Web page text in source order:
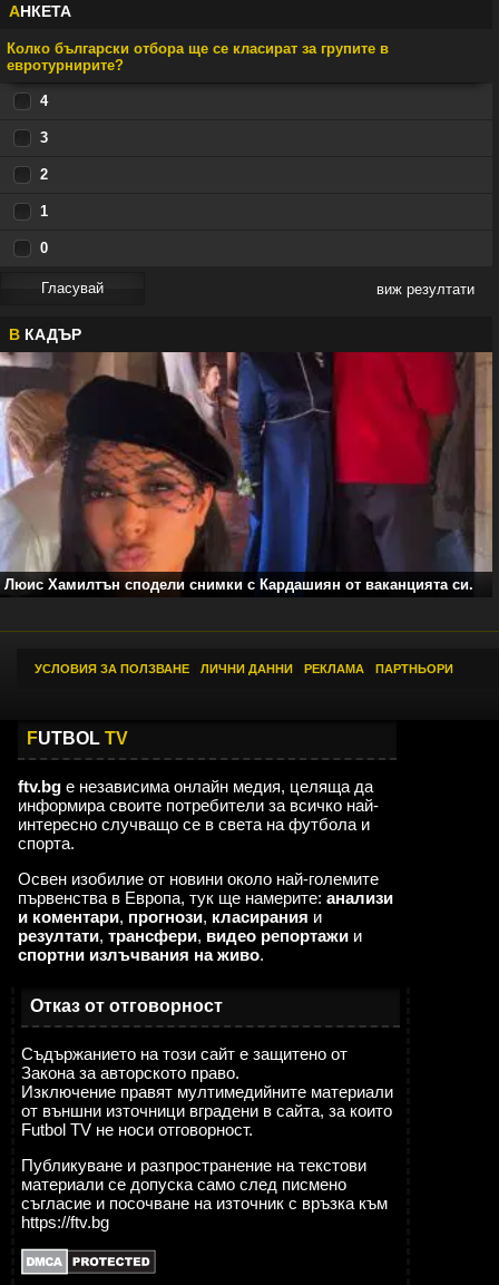
АНКЕТА
Колко български отбора ще се класират за групите в
евротурнирите?
4
3
2
1
0
виж резултати
В КАДЪР
Люис Хамилтън сподели снимки с Кардашиян от ваканцията си.
УСЛОВИЯ ЗА ПОЛЗВАНЕ ЛИЧНИ ДАННИ РЕКЛАМА ПАРТНЬОРИ
FUTBOL TV
ftv.bg е независима онлайн медия, целяща да
информира своите потребители за всичко най-
интересно случващо се в света на футбола и
спорта.
Освен изобилие от новини около най-големите
първенства в Европа, тук ще намерите: анализи
и коментари, прогнози, класирания и
резултати, трансфери, видео репортажи и
спортни излъчвания на живо.
Отказ от отговорност
Съдържанието на този сайт е защитено от
Закона за авторското право.
Изключение правят мултимедийните материали
от външни източници вградени в сайта, за които
Futbol TV не носи отговорност.
Публикуване и разпространение на текстови
материали се допуска само след писмено
съгласие и посочване на източник с връзка към
https://ftv.bg